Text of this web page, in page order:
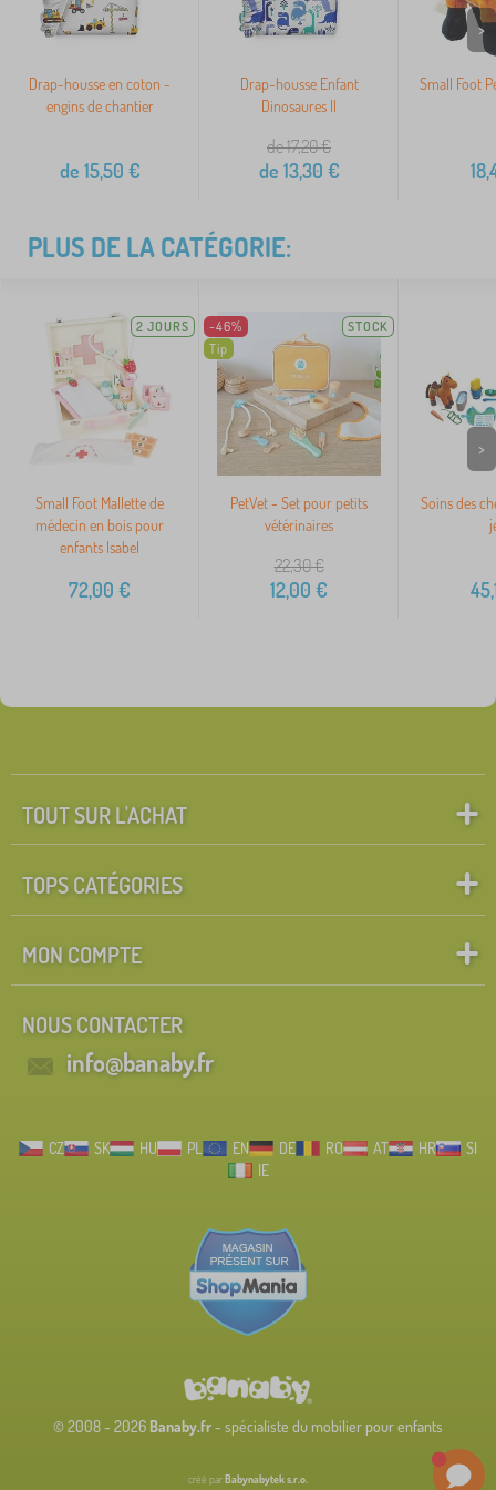
Drap-housse en coton -
engins de chantier
de 15,50 €
Drap-housse Enfant
Dinosaures II
de 17,20€
de 13,30 €
Small Foot
>
PLUS DE LA CATÉGORIE:
2 JOURS
Small Foot Mallette de
médecin en bois pour
enfants Isabel
72,00 €
-46%
Tip
STOCK
PetVet - Set pour petits
vétérinaires
22,30€
12,00 €
Soins des
>
TOUT SUR L'ACHAT
TOPS CATÉGORIES
MON COMPTE
NOUS CONTACTER
info@banaby.fr
CZ SK HU PL EN DE RO AT HR
SI
IE
© 2008 - 2026 Banaby.fr- spécialiste du mobilier pour enfants
créé parBabynabytek s.r.o.